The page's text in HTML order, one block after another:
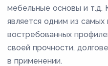
мебельные основы и т.д.
является одним из самых
востребованных
своей прочности,
в применении.